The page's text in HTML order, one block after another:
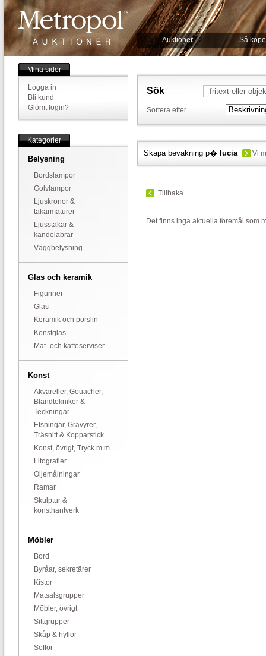
Auktioner Så
Mina sidor
Logga in
Bli kund
Glömt login?
Kategorier
Belysning
Bordslampor
Golvlampor
Ljuskronor &
takarmaturer
Ljusstakar &
kandelabrar
Väggbelysning
Glas och keramik
Figuriner
Glas
Keramik och porslin
Konstglas
Mat- och kaffeserviser
Konst
Akvareller, Gouacher,
Blandtekniker &
Teckningar
Etsningar, Gravyrer,
Träsnitt & Kopparstick
Konst, övrigt, Tryck m.m.
Litografier
Oljemålningar
Ramar
Skulptur &
konsthantverk
Möbler
Bord
Byråar, sekretärer
Kistor
Matsalsgrupper
Möbler, övrigt
Sittgrupper
Skåp & hyllor
Soffor
Sök
Sortera efter
Skapa bevakning p� lucia Vi
Tillbaka
Det finns inga aktuella föremål som